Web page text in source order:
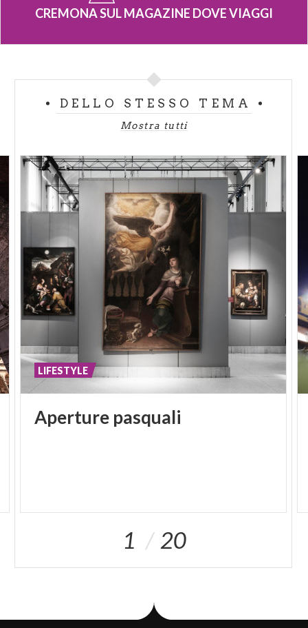
CREMONA SUL MAGAZINE DOVE VIAGGI
DELLO STESSO TEMA
Mostra tutti
Aperture pasquali
LIFESTYLE
1 20